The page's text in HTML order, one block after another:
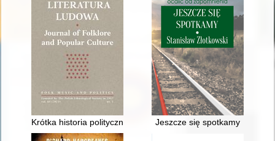
Krótka historia polityczna folkloru muzycznego w Polsce = A
Jeszcze się spotkamy